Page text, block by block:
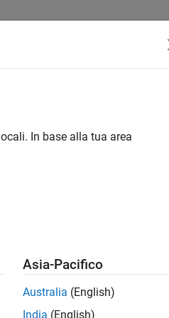
in your code and contains
In base alla tua area
Asia-Pacifico
Australia (English)
India (English)